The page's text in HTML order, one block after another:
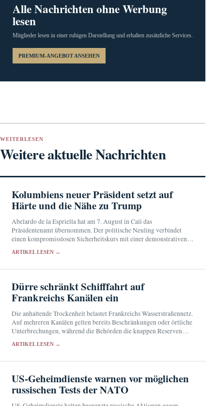
Alle Nachrichten ohne Werbung
lesen
Mitglieder lesen in einer ruhigen Darstellung und erhalten zusätzliche Services.
PREMIUM-ANGEBOT ANSEHEN
WEITERLESEN
Weitere aktuelle Nachrichten
Kolumbiens neuer Präsident setzt auf
Härte und die Nähe zu Trump
Abelardo de la Espriella hat am 7. August in Cali das
Präsidentenamt übernommen. Der politische Neuling verbindet
einen kompromisslosen Sicherheitskurs mit einer demonstrativen
ARTIKEL LESEN →
Dürre schränkt Schifffahrt auf
Frankreichs Kanälen ein
Die anhaltende Trockenheit belastet Frankreichs Wasserstraßennetz.
Auf mehreren Kanälen gelten bereits Beschränkungen oder örtliche
Unterbrechungen, während die Behörden die knappen Reserven
ARTIKEL LESEN →
US-Geheimdienste warnen vor möglichen
russischen Tests der NATO